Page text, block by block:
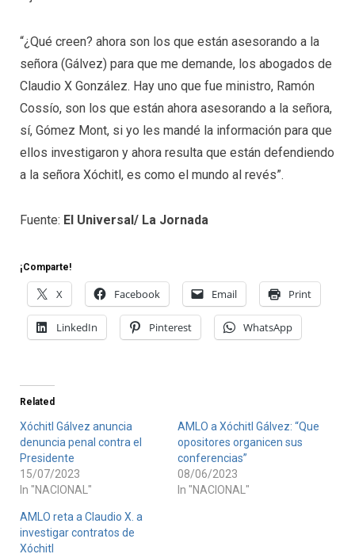
“¿Qué creen? ahora son los que están asesorando a la
señora (Gálvez) para que me demande, los abogados de
Claudio X González. Hay uno que fue ministro, Ramón
Cossío, son los que están ahora asesorando a la señora,
sí, Gómez Mont, si yo les mandé la información para que
ellos investigaron y ahora resulta que están defendiendo
a la señora Xóchitl, es como el mundo al revés”.
Fuente: El Universal/ La Jornada
¡Comparte!
X Facebook Email Print
LinkedIn Pinterest WhatsApp
Related
Xóchitl Gálvez anuncia
denuncia penal contra el
Presidente
15/07/2023
In "NACIONAL"
AMLO a Xóchitl Gálvez: “Que
opositores organicen sus
conferencias”
08/06/2023
In "NACIONAL"
AMLO reta a Claudio X. a
investigar contratos de
Xóchitl